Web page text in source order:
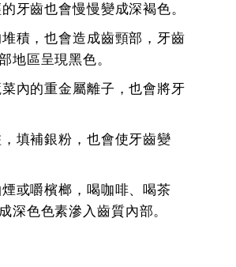
牙齒也會慢慢變成深褐色。
積，也會造成齒頸部，牙齒
地區呈現黑色。
內的重金屬離子，也會將牙
填補銀粉，也會使牙齒變
或嚼檳榔，喝咖啡、喝茶
深色色素滲入齒質內部。